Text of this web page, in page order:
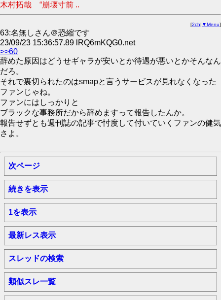
木村拓哉 “崩壊寸前 ..
[2ch| ▼Menu]
63:名無しさん＠恐縮です
23/09/23 15:36:57.89 lRQ6mKQG0.net
>>60
辞めた原因はどうせギャラが安いとか待遇が悪いとかそんなん
だろ。
それで裏切られたのはsmapと言うサービスが見れなくなった
ファンじゃね。
ファンにはしっかりと
ブラックな事務所だから辞めますって報告したんか。
報告せずとも週刊誌の記事で忖度して付いていくファンの健気
さよ。
次ページ
続きを表示
1を表示
最新レス表示
スレッドの検索
類似スレ一覧